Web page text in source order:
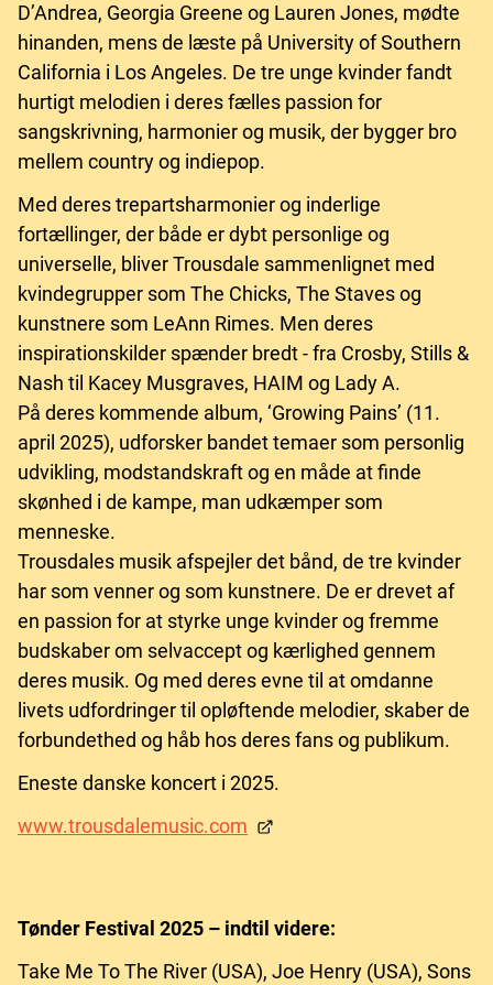
D’Andrea, Georgia Greene og Lauren Jones, mødte
hinanden, mens de læste på University of Southern
California i Los Angeles. De tre unge kvinder fandt
hurtigt melodien i deres fælles passion for
sangskrivning, harmonier og musik, der bygger bro
mellem country og indiepop.
Med deres trepartsharmonier og inderlige
fortællinger, der både er dybt personlige og
universelle, bliver Trousdale sammenlignet med
kvindegrupper som The Chicks, The Staves og
kunstnere som LeAnn Rimes. Men deres
inspirationskilder spænder bredt - fra Crosby, Stills &
Nash til Kacey Musgraves, HAIM og Lady A.
På deres kommende album, ‘Growing Pains’ (11.
april 2025), udforsker bandet temaer som personlig
udvikling, modstandskraft og en måde at finde
skønhed i de kampe, man udkæmper som
menneske.
Trousdales musik afspejler det bånd, de tre kvinder
har som venner og som kunstnere. De er drevet af
en passion for at styrke unge kvinder og fremme
budskaber om selvaccept og kærlighed gennem
deres musik. Og med deres evne til at omdanne
livets udfordringer til opløftende melodier, skaber de
forbundethed og håb hos deres fans og publikum.
Eneste danske koncert i 2025.
www.trousdalemusic.com
Tønder Festival 2025 – indtil videre:
Take Me To The River (USA), Joe Henry (USA), Sons